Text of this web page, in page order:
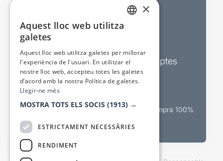
Sortejos exclusius
Butlletins d’actualitat i descomptes
Valora espectacles
Canal oficial de venda teatral Compra 100%
×
Aquest lloc web utilitza
galetes
Aquest lloc web utilitza galetes per millorar
l'experiència de l'usuari. En utilitzar el
nostre lloc web, accepteu totes les galetes
d’acord amb la nostra Política de galetes.
Llegir-ne més
MOSTRA TOTS ELS SOCIS (1913) →
ESTRICTAMENT NECESSÀRIES
RENDIMENT